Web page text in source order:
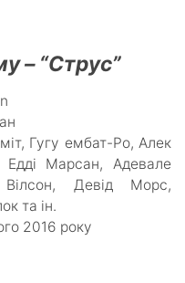
– “Струс”
Гугу ембат-Ро, Алек
Едді Марсан, Адевале
Девід Морс,
та ін.
2016 року